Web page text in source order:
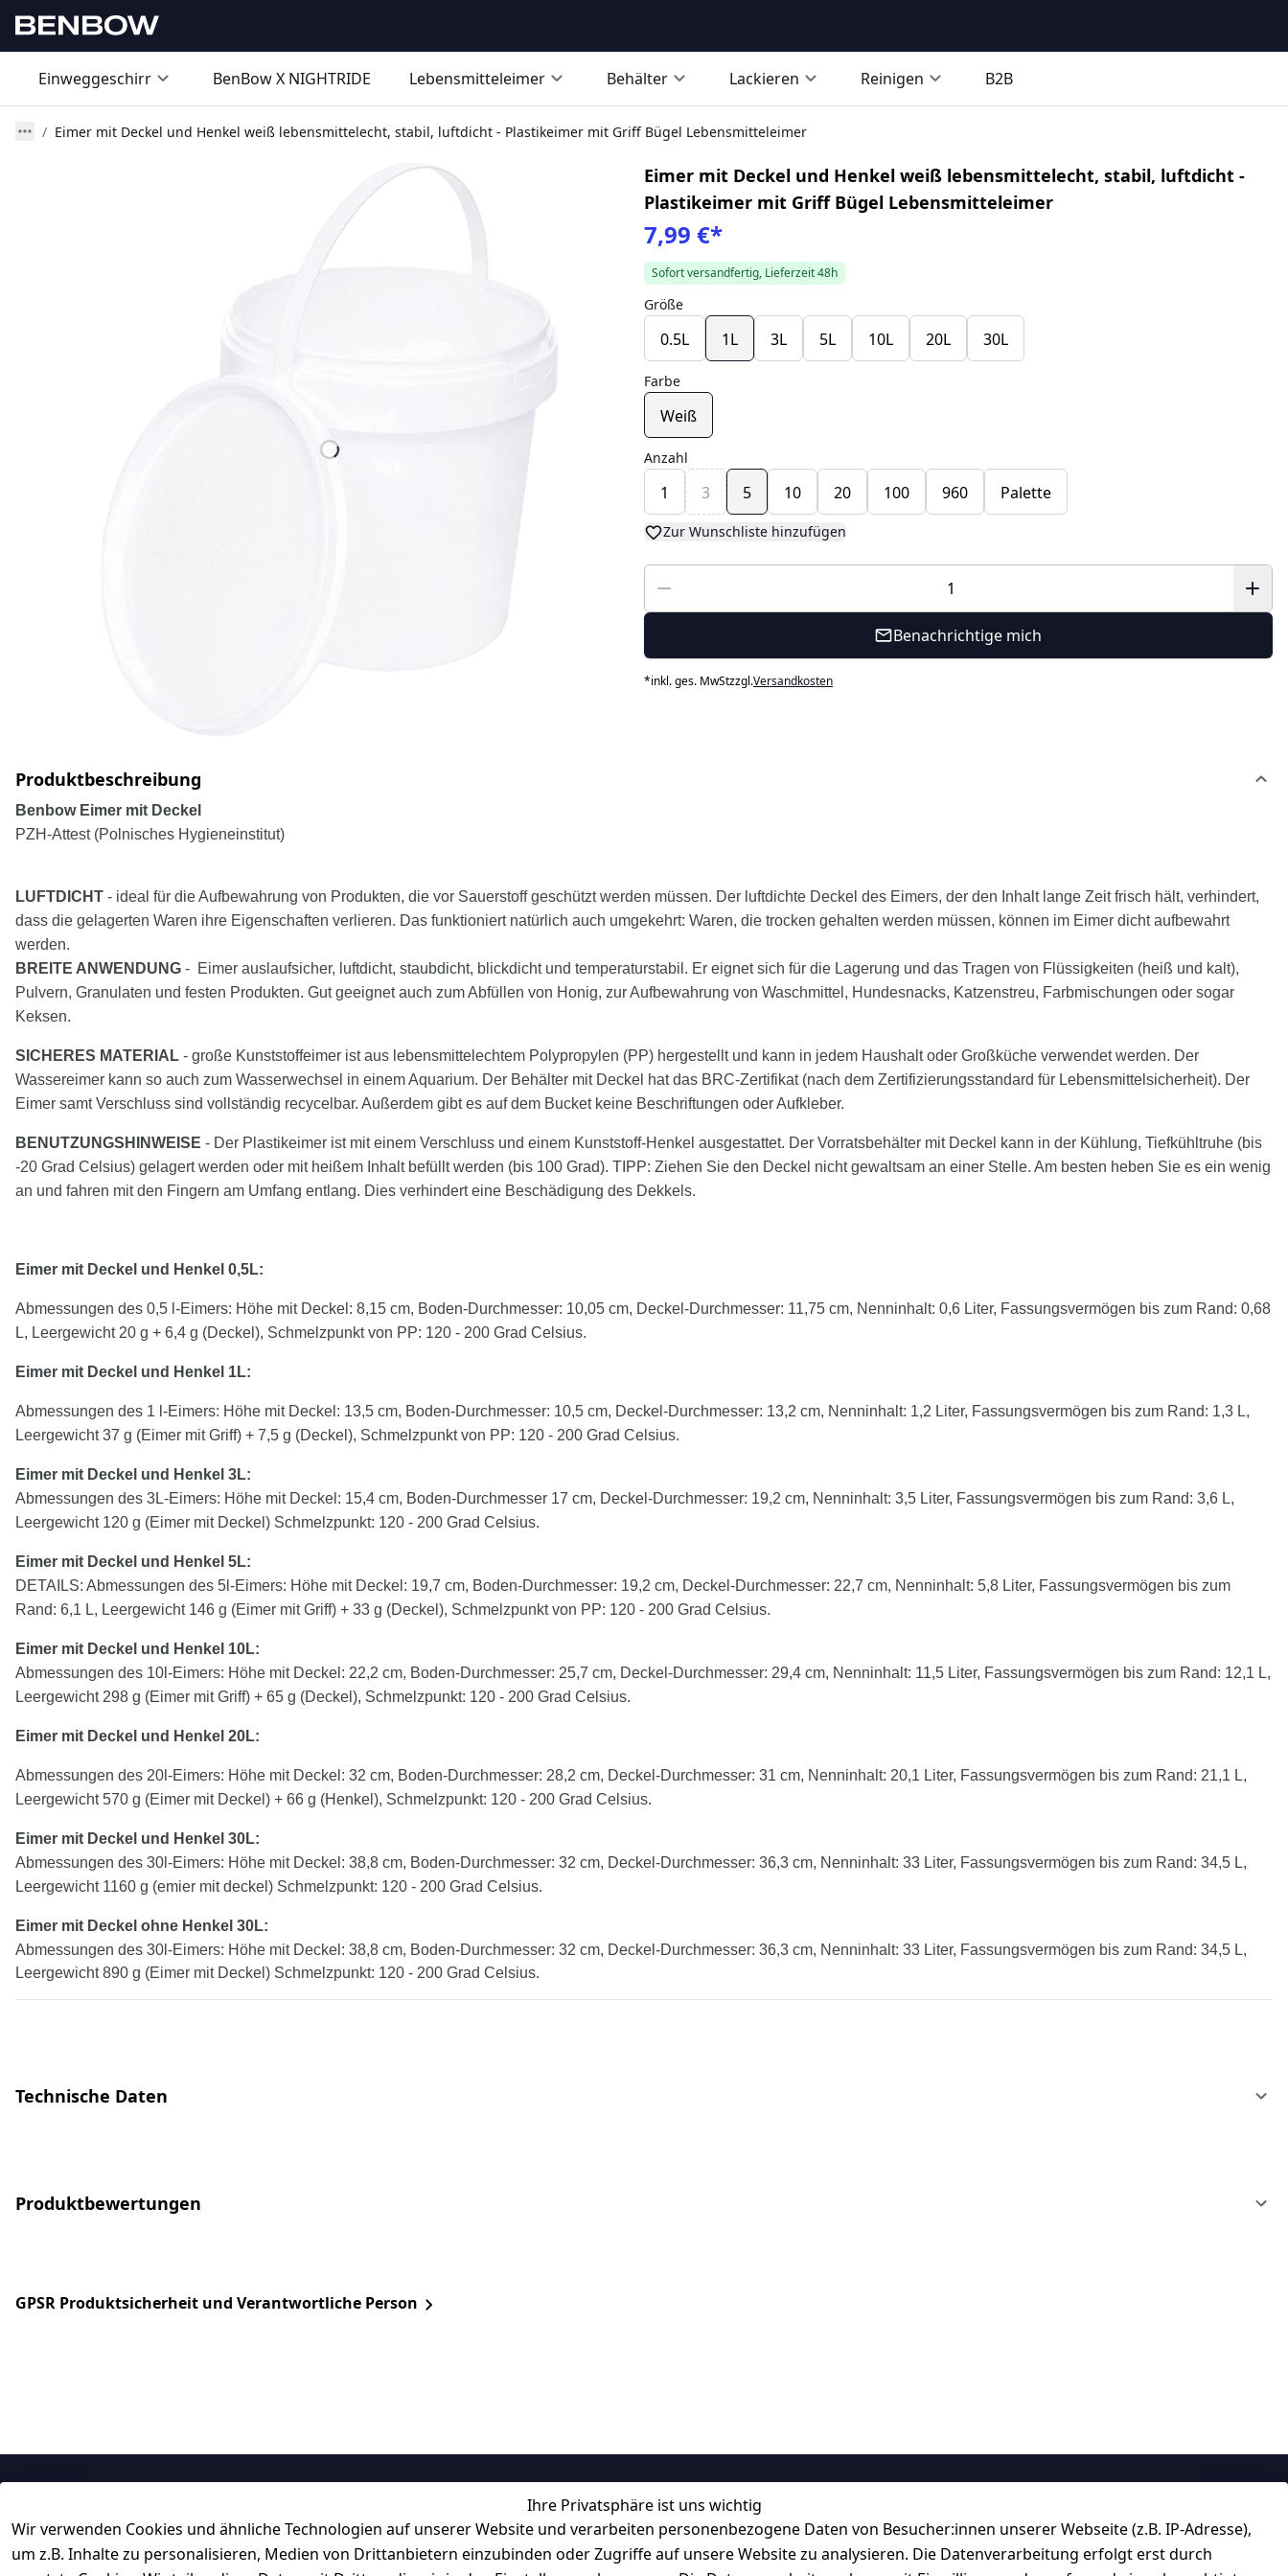
Einweggeschirr BenBow X NIGHTRIDE Lebensmitteleimer Behälter Lackieren Reinigen B2B
Eimer mit Deckel und Henkel weiß lebensmittelecht, stabil, luftdicht - Plastikeimer mit Griff Bügel Lebensmitteleimer
Eimer mit Deckel und Henkel weiß lebensmittelecht, stabil, luftdicht -
Plastikeimer mit Griff Bügel Lebensmitteleimer
7,99 €*
Sofort versandfertig, Lieferzeit 48h
Größe
0.5L 1L 3L 5L 10L 20L 30L
Farbe
Weiß
Anzahl
1 3 5 10 20 100 960 Palette
Zur Wunschliste hinzufügen
Benachrichtige mich
*inkl. ges. MwStzzgl.Versandkosten
Produktbeschreibung
Benbow Eimer mit Deckel
PZH-Attest (Polnisches Hygieneinstitut)
LUFTDICHT - ideal für die Aufbewahrung von Produkten, die vor Sauerstoff geschützt werden müssen. Der luftdichte Deckel des Eimers, der den Inhalt lange Zeit frisch hält, verhindert,
dass die gelagerten Waren ihre Eigenschaften verlieren. Das funktioniert natürlich auch umgekehrt: Waren, die trocken gehalten werden müssen, können im Eimer dicht aufbewahrt
werden.
BREITE ANWENDUNG - Eimer auslaufsicher, luftdicht, staubdicht, blickdicht und temperaturstabil. Er eignet sich für die Lagerung und das Tragen von Flüssigkeiten (heiß und kalt),
Pulvern, Granulaten und festen Produkten. Gut geeignet auch zum Abfüllen von Honig, zur Aufbewahrung von Waschmittel, Hundesnacks, Katzenstreu, Farbmischungen oder sogar
Keksen.
SICHERES MATERIAL - große Kunststoffeimer ist aus lebensmittelechtem Polypropylen (PP) hergestellt und kann in jedem Haushalt oder Großküche verwendet werden. Der
Wassereimer kann so auch zum Wasserwechsel in einem Aquarium. Der Behälter mit Deckel hat das BRC-Zertifikat (nach dem Zertifizierungsstandard für Lebensmittelsicherheit). Der
Eimer samt Verschluss sind vollständig recycelbar. Außerdem gibt es auf dem Bucket keine Beschriftungen oder Aufkleber.
BENUTZUNGSHINWEISE - Der Plastikeimer ist mit einem Verschluss und einem Kunststoff-Henkel ausgestattet. Der Vorratsbehälter mit Deckel kann in der Kühlung, Tiefkühltruhe (bis
-20 Grad Celsius) gelagert werden oder mit heißem Inhalt befüllt werden (bis 100 Grad). TIPP: Ziehen Sie den Deckel nicht gewaltsam an einer Stelle. Am besten heben Sie es ein wenig
an und fahren mit den Fingern am Umfang entlang. Dies verhindert eine Beschädigung des Dekkels.
Eimer mit Deckel und Henkel 0,5L:
Abmessungen des 0,5 l-Eimers: Höhe mit Deckel: 8,15 cm, Boden-Durchmesser: 10,05 cm, Deckel-Durchmesser: 11,75 cm, Nenninhalt: 0,6 Liter, Fassungsvermögen bis zum Rand: 0,68
L, Leergewicht 20 g + 6,4 g (Deckel), Schmelzpunkt von PP: 120 - 200 Grad Celsius.
Eimer mit Deckel und Henkel 1L:
Abmessungen des 1 l-Eimers: Höhe mit Deckel: 13,5 cm, Boden-Durchmesser: 10,5 cm, Deckel-Durchmesser: 13,2 cm, Nenninhalt: 1,2 Liter, Fassungsvermögen bis zum Rand: 1,3 L,
Leergewicht 37 g (Eimer mit Griff) + 7,5 g (Deckel), Schmelzpunkt von PP: 120 - 200 Grad Celsius.
Eimer mit Deckel und Henkel 3L:
Abmessungen des 3L-Eimers: Höhe mit Deckel: 15,4 cm, Boden-Durchmesser 17 cm, Deckel-Durchmesser: 19,2 cm, Nenninhalt: 3,5 Liter, Fassungsvermögen bis zum Rand: 3,6 L,
Leergewicht 120 g (Eimer mit Deckel) Schmelzpunkt: 120 - 200 Grad Celsius.
Eimer mit Deckel und Henkel 5L:
DETAILS: Abmessungen des 5l-Eimers: Höhe mit Deckel: 19,7 cm, Boden-Durchmesser: 19,2 cm, Deckel-Durchmesser: 22,7 cm, Nenninhalt: 5,8 Liter, Fassungsvermögen bis zum
Rand: 6,1 L, Leergewicht 146 g (Eimer mit Griff) + 33 g (Deckel), Schmelzpunkt von PP: 120 - 200 Grad Celsius.
Eimer mit Deckel und Henkel 10L:
Abmessungen des 10l-Eimers: Höhe mit Deckel: 22,2 cm, Boden-Durchmesser: 25,7 cm, Deckel-Durchmesser: 29,4 cm, Nenninhalt: 11,5 Liter, Fassungsvermögen bis zum Rand: 12,1 L,
Leergewicht 298 g (Eimer mit Griff) + 65 g (Deckel), Schmelzpunkt: 120 - 200 Grad Celsius.
Eimer mit Deckel und Henkel 20L:
Abmessungen des 20l-Eimers: Höhe mit Deckel: 32 cm, Boden-Durchmesser: 28,2 cm, Deckel-Durchmesser: 31 cm, Nenninhalt: 20,1 Liter, Fassungsvermögen bis zum Rand: 21,1 L,
Leergewicht 570 g (Eimer mit Deckel) + 66 g (Henkel), Schmelzpunkt: 120 - 200 Grad Celsius.
Eimer mit Deckel und Henkel 30L:
Abmessungen des 30l-Eimers: Höhe mit Deckel: 38,8 cm, Boden-Durchmesser: 32 cm, Deckel-Durchmesser: 36,3 cm, Nenninhalt: 33 Liter, Fassungsvermögen bis zum Rand: 34,5 L,
Leergewicht 1160 g (emier mit deckel) Schmelzpunkt: 120 - 200 Grad Celsius.
Eimer mit Deckel ohne Henkel 30L:
Abmessungen des 30l-Eimers: Höhe mit Deckel: 38,8 cm, Boden-Durchmesser: 32 cm, Deckel-Durchmesser: 36,3 cm, Nenninhalt: 33 Liter, Fassungsvermögen bis zum Rand: 34,5 L,
Leergewicht 890 g (Eimer mit Deckel) Schmelzpunkt: 120 - 200 Grad Celsius.
Technische Daten
Produktbewertungen
GPSR Produktsicherheit und Verantwortliche Person
Ihre Privatsphäre ist uns wichtig
Wir verwenden Cookies und ähnliche Technologien auf unserer Website und verarbeiten personenbezogene Daten von Besucher:innen unserer Webseite (z.B. IP-Adresse),
um z.B. Inhalte zu personalisieren, Medien von Drittanbietern einzubinden oder Zugriffe auf unsere Website zu analysieren. Die Datenverarbeitung erfolgt erst durch
Impressum
Kontakt
Registrieren
Informationen
Retourenlager:
Eichenallee 3, 06184
Kabelsketal
★★★★☆
Top-Verkäufer